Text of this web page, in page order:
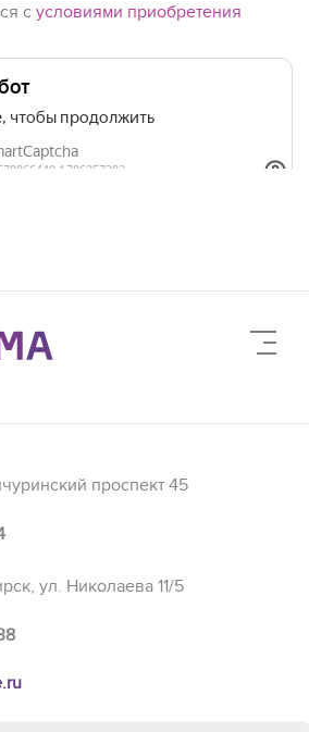
с условиями приобретения
проспект 45
ул. Николаева 11/5